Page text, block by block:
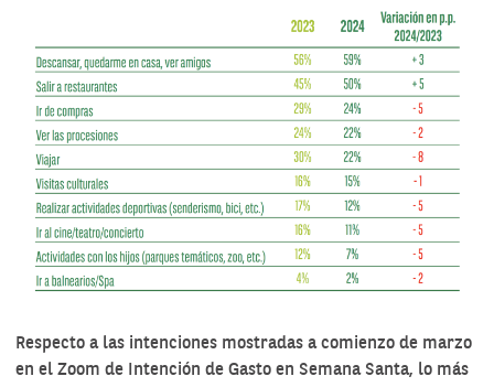
Respecto a las intenciones mostradas a comienzo de marzo
en el Zoom de Intención de Gasto en Semana Santa, lo más